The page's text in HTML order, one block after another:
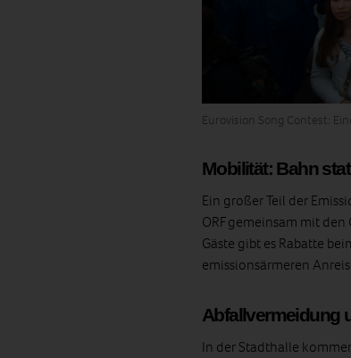
Eurovision Song Contest:
Mobilität: Bahn
Ein großer Teil der
ORF gemeinsam mit den
Gäste gibt es Rabatte
emissionsärmeren
Abfallvermeidung
In der Stadthalle